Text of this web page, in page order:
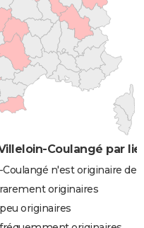
Coulangé par
n'est originaire de
originaires
originaires